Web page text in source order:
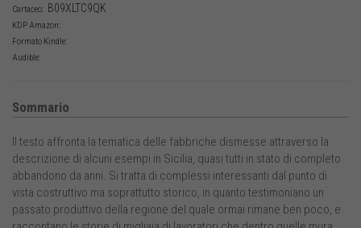
Cartaceo: B09XLTC9QK
KDP Amazon:
Formato Kindle:
Audible:
Sommario
Il testo affronta la tematica delle fabbriche dismesse attraverso la
descrizione di alcuni esempi in Sicilia, quasi tutti in stato di completo
abbandono da anni. Si tratta di complessi interessanti dal punto di
vista costruttivo ma soprattutto storico, in quanto testimoniano un
passato produttivo della regione del quale ormai rimane ben poco, e